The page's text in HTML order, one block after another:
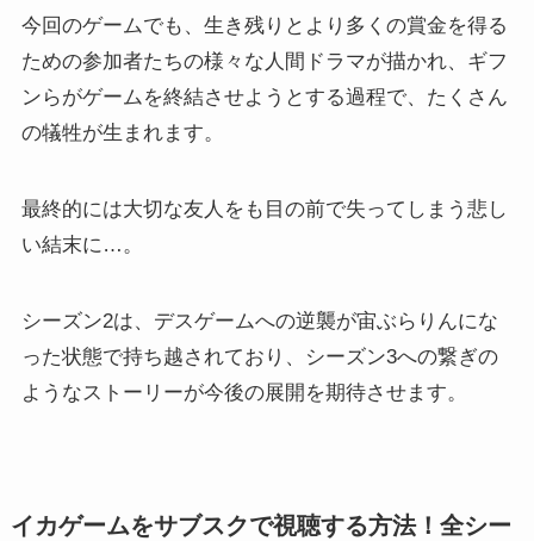
今回のゲームでも、生き残りとより多くの賞金を得る
ための参加者たちの様々な人間ドラマが描かれ、ギフ
ンらがゲームを終結させようとする過程で、たくさん
の犠牲が生まれます。
最終的には大切な友人をも目の前で失ってしまう悲し
い結末に…。
シーズン2は、デスゲームへの逆襲が宙ぶらりんにな
った状態で持ち越されており、シーズン3への繋ぎの
ようなストーリーが今後の展開を期待させます。
イカゲームをサブスクで視聴する方法！全シー